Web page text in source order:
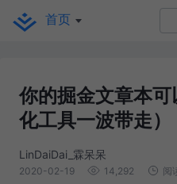
首页
你的掘金文章本
化工具一波带走）
LinDaiDai_霖呆呆
2020-02-19 14,292 阅